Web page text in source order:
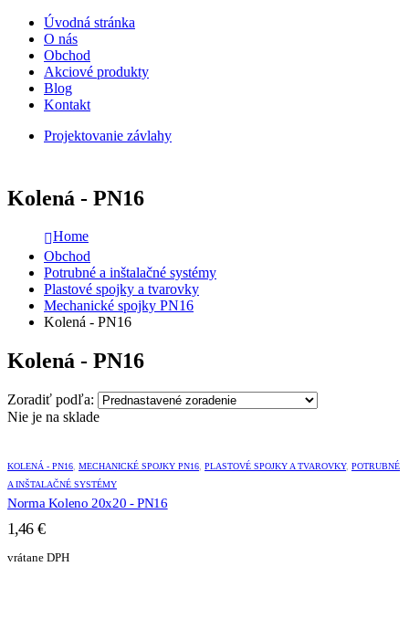
Úvodná stránka
O nás
Obchod
Akciové produkty
Blog
Kontakt
Projektovanie závlahy
Kolená - PN16
Home
Obchod
Potrubné a inštalačné systémy
Plastové spojky a tvarovky
Mechanické spojky PN16
Kolená - PN16
Kolená - PN16
Zoradiť podľa:
Nie je na sklade
KOLENÁ - PN16, MECHANICKÉ SPOJKY PN16, PLASTOVÉ SPOJKY A TVAROVKY, POTRUBNÉ
A INŠTALAČNÉ SYSTÉMY
Norma Koleno 20x20 - PN16
1,46 €
vrátane DPH